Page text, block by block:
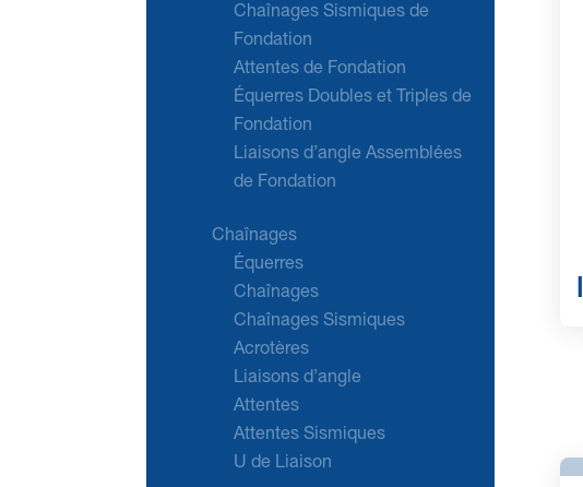
Chaînages Sismiques de
Fondation
Attentes de Fondation
Équerres Doubles et Triples de
Fondation
Liaisons d’angle Assemblées
de Fondation
Chaînages
Équerres
Chaînages
Chaînages Sismiques
Acrotères
Liaisons d’angle
Attentes
Attentes Sismiques
U de Liaison